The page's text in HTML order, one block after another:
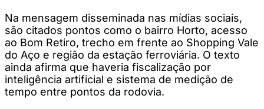
Na mensagem disseminada nas mídias sociais,
são citados pontos como o bairro Horto, acesso
ao Bom Retiro, trecho em frente ao Shopping Vale
do Aço e região da estação ferroviária. O texto
ainda afirma que haveria fiscalização por
inteligência artificial e sistema de medição de
tempo entre pontos da rodovia.